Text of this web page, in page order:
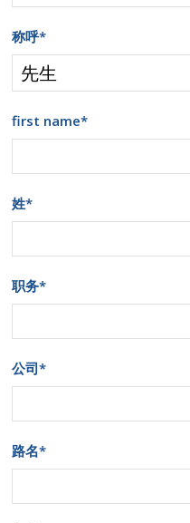
称呼*
first name*
姓*
职务*
公司*
路名*